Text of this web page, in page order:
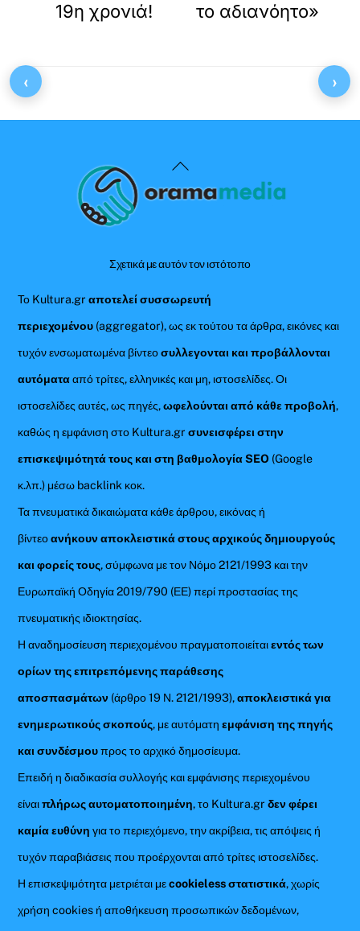
19η χρονιά! το αδιανόητο»
Back
To
Σχετικά με αυτόν τον ιστότοπο
Το Kultura.grαποτελεί συσσωρευτή
περιεχομένου (aggregator), ως εκ τούτου τα άρθρα, εικόνες και
τυχόν ενσωματωμένα βίντεοσυλλεγονται και προβάλλονται
αυτόματααπό τρίτες, ελληνικές και μη, ιστοσελίδες. Οι
ιστοσελίδες αυτές, ως πηγές,ωφελούνται από κάθε προβολή,
καθώς η εμφάνιση στο Kultura.gr συνεισφέρει στην
επισκεψιμότητά τους και στη βαθμολογία SEO (Google
κ.λπ.) μέσω backlink κοκ.
Τα πνευματικά δικαιώματα κάθε άρθρου, εικόνας ή
βίντεοανήκουν αποκλειστικά στους αρχικούς δημιουργούς
και φορείς τους, σύμφωνα με τον Νόμο 2121/1993 και την
Ευρωπαϊκή Οδηγία 2019/790 (ΕΕ) περί προστασίας της
πνευματικής ιδιοκτησίας.
Η αναδημοσίευση περιεχομένου πραγματοποιείταιεντός των
ορίων της επιτρεπόμενης παράθεσης
αποσπασμάτων (άρθρο 19 Ν. 2121/1993),αποκλειστικά για
ενημερωτικούς σκοπούς, με αυτόματηεμφάνιση της πηγής
και συνδέσμουπρος το αρχικό δημοσίευμα.
Επειδή η διαδικασία συλλογής και εμφάνισης περιεχομένου
είναιπλήρως αυτοματοποιημένη, το Kultura.grδεν φέρει
καμία ευθύνη για το περιεχόμενο, την ακρίβεια, τις απόψεις ή
τυχόν παραβιάσεις που προέρχονται από τρίτες ιστοσελίδες.
Η επισκεψιμότητα μετριέται μεcookieless στατιστικά, χωρίς
χρήση cookies ή αποθήκευση προσωπικών δεδομένων,
‹ ›